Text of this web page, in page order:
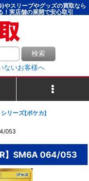
やスリーブやグッズの買取なら
実店舗の展開で安心取引
検索
ないお客様へ
リーズ[ポケカ]
053
】SM6A 064/053